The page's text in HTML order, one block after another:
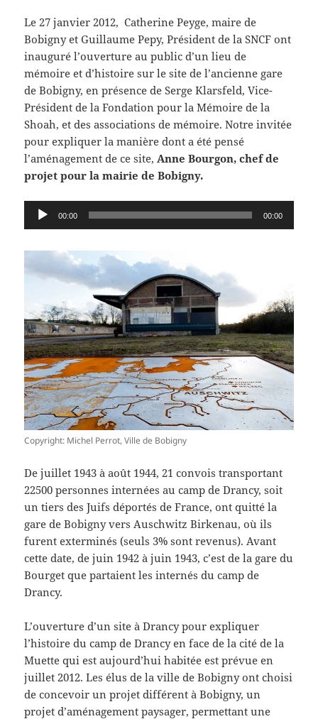
Le 27 janvier 2012, Catherine Peyge, maire de
Bobigny et Guillaume Pepy, Président de la SNCF ont
inauguré l’ouverture au public d’un lieu de
mémoire et d’histoire sur le site de l’ancienne gare
de Bobigny, en présence de Serge Klarsfeld, Vice-
Président de la Fondation pour la Mémoire de la
Shoah, et des associations de mémoire. Notre invitée
pour expliquer la manière dont a été pensé
l’aménagement de ce site,Anne Bourgon, chef de
projet pour la mairie de Bobigny.
Lecteur
audio
00:00 00:00
Copyright: Michel Perrot, Ville de Bobigny
De juillet 1943 à août 1944, 21 convois transportant
22500 personnes internées au camp de Drancy, soit
un tiers des Juifs déportés de France, ont quitté la
gare de Bobigny vers Auschwitz Birkenau, où ils
furent exterminés (seuls 3% sont revenus). Avant
cette date, de juin 1942 à juin 1943, c’est de la gare du
Bourget que partaient les internés du camp de
Drancy.
L’ouverture d’un site à Drancy pour expliquer
l’histoire du camp de Drancy en face de la cité de la
Muette qui est aujourd’hui habitée est prévue en
juillet 2012. Les élus de la ville de Bobigny ont choisi
de concevoir un projet différent à Bobigny, un
projet d’aménagement paysager, permettant une